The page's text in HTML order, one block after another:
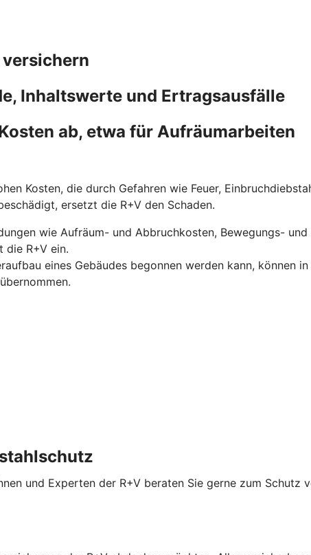
Inhaltswerte und Ertragsausfälle
ab, etwa für Aufräumarbeiten
Kosten, die durch Gefahren wie Feuer,
ersetzt die R+V den Schaden.
wie Aufräum- und Abbruchkosten, Bewegungs-
die R+V ein.
eines Gebäudes begonnen werden kann, können
und Experten der R+V beraten Sie gerne zum Schutz